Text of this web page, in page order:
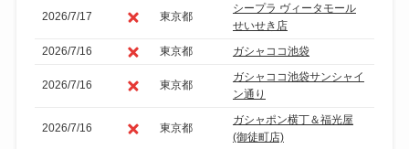
2026/7/17 東京都
シープラ ヴィータモール
せいせき店
2026/7/16
東京都 ガシャココ池袋
2026/7/16 東京都
ガシャココ池袋サンシャイ
ン通り
2026/7/16 東京都
ガシャポン横丁＆福光屋
(御徒町店)